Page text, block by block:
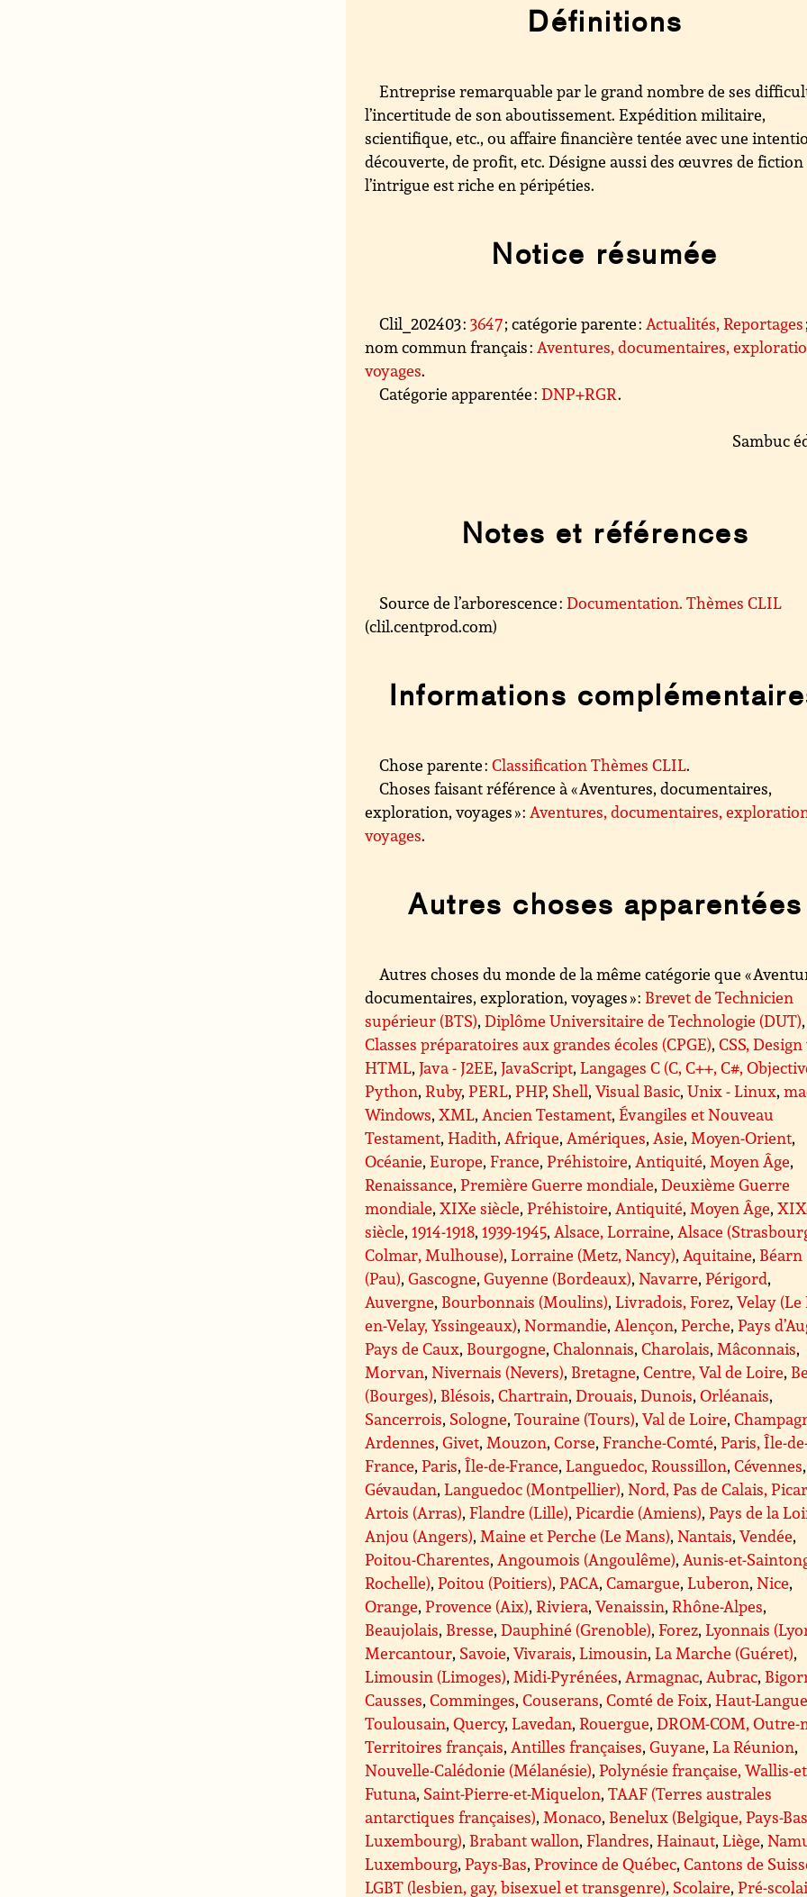
Définitions
Entreprise remarquable par le grand nombre de ses
l’incertitude de son aboutissement. Expédition militaire,
scientifique, etc., ou affaire financière tentée avec une
découverte, de profit, etc. Désigne aussi des œuvres de
l’intrigue est riche en péripéties.
Notice résumée
Clil_202403 :3647; catégorie parente : Actualités, Reportages;
nom commun français : Aventures, documentaires,
voyages.
Catégorie apparentée :DNP+RGR.
Sambuc
Notes et références
Source de l’arborescence :Documentation. Thèmes CLIL
(clil.centprod.com)
Informations
Chose parente :Classification Thèmes CLIL.
Choses faisant référence à « Aventures, documentaires,
exploration, voyages » : Aventures, documentaires,
voyages.
Autres choses apparentées
Autres choses du monde de la même catégorie que «
documentaires, exploration, voyages » : Brevet de Technicien
supérieur (BTS),Diplôme Universitaire de Technologie (DUT),
Classes préparatoires aux grandes écoles (CPGE),CSS,
HTML,Java - J2EE,JavaScript,Langages C (C, C++, C#,
Python,Ruby,PERL,PHP, Shell,Visual Basic,Unix - Linux,
Windows,XML, Ancien Testament,Évangiles et Nouveau
Testament,Hadith, Afrique, Amériques, Asie, Moyen-Orient,
Océanie,Europe,France,Préhistoire, Antiquité, Moyen Âge,
Renaissance,Première Guerre mondiale,Deuxième Guerre
mondiale,XIXe siècle,Préhistoire, Antiquité, Moyen Âge,
siècle,1914-1918,1939-1945, Alsace, Lorraine, Alsace
Colmar, Mulhouse),Lorraine (Metz, Nancy), Aquitaine, Béarn
(Pau),Gascogne,Guyenne (Bordeaux),Navarre,Périgord,
Auvergne, Bourbonnais (Moulins),Livradois, Forez,Velay (Le
en-Velay, Yssingeaux),Normandie, Alençon,Perche,Pays
Pays de Caux, Bourgogne,Chalonnais,Charolais, Mâconnais,
Morvan,Nivernais (Nevers), Bretagne,Centre, Val de Loire,
(Bourges), Blésois,Chartrain,Drouais,Dunois,Orléanais,
Sancerrois, Sologne,Touraine (Tours),Val de Loire,
Ardennes,Givet, Mouzon,Corse,Franche-Comté,Paris, Île-
France,Paris,Île-de-France,Languedoc, Roussillon,Cévennes,
Gévaudan,Languedoc (Montpellier),Nord, Pas de Calais,
Artois (Arras),Flandre (Lille),Picardie (Amiens),Pays de la
Anjou (Angers), Maine et Perche (Le Mans),Nantais,Vendée,
Poitou-Charentes, Angoumois (Angoulême), Aunis-et-
Rochelle),Poitou (Poitiers),PACA,Camargue,Luberon,Nice,
Orange,Provence (Aix),Riviera,Venaissin,Rhône-Alpes,
Beaujolais, Bresse,Dauphiné (Grenoble),Forez,Lyonnais
Mercantour, Savoie,Vivarais,Limousin,La Marche (Guéret),
Limousin (Limoges), Midi-Pyrénées, Armagnac, Aubrac,
Causses,Comminges,Couserans,Comté de Foix,Haut-
Toulousain,Quercy,Lavedan,Rouergue,DROM-COM, Outre-
Territoires français, Antilles françaises,Guyane,La Réunion,
Nouvelle-Calédonie (Mélanésie),Polynésie française, Wallis-
Futuna, Saint-Pierre-et-Miquelon,TAAF (Terres australes
antarctiques françaises), Monaco, Benelux (Belgique, Pays-
Luxembourg), Brabant wallon,Flandres,Hainaut,Liège,
Luxembourg,Pays-Bas,Province de Québec,Cantons de
LGBT (lesbien, gay, bisexuel et transgenre), Scolaire,Pré-